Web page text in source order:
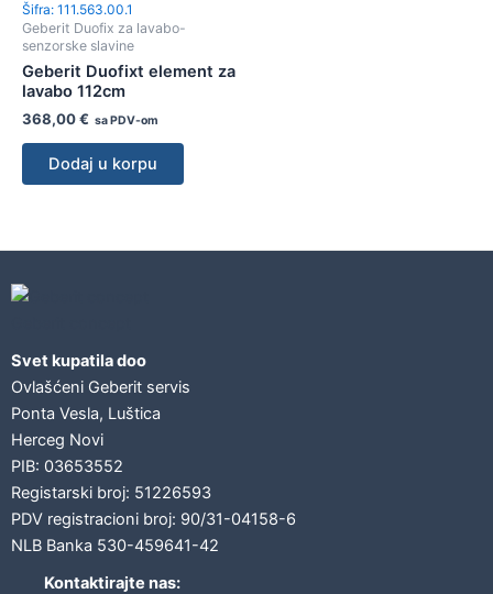
Šifra: 111.563.00.1
Geberit Duofix za lavabo-
senzorske slavine
Geberit Duofixt element za
lavabo 112cm
368,00€ sa PDV-om
Dodaj u korpu
Svet kupatila doo
Ovlašćeni Geberit servis
Ponta Vesla, Luštica
Herceg Novi
PIB: 03653552
Registarski broj: 51226593
PDV registracioni broj: 90/31-04158-6
NLB Banka 530-459641-42
Kontaktirajte nas: